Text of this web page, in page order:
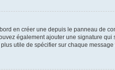
en créer une depuis le panneau de
également ajouter une signature
utile de spécifier sur chaque message